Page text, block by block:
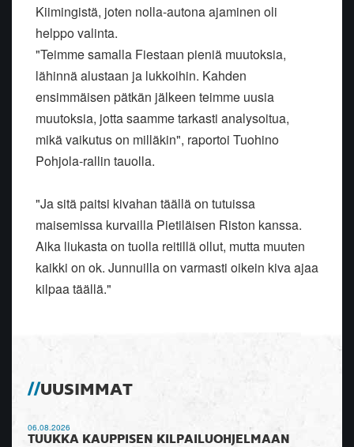
Kiimingistä, joten nolla-autona ajaminen oli
helppo valinta.
"Teimme samalla Fiestaan pieniä muutoksia,
lähinnä alustaan ja lukkoihin. Kahden
ensimmäisen pätkän jälkeen teimme uusia
muutoksia, jotta saamme tarkasti analysoitua,
mikä vaikutus on milläkin", raportoi Tuohino
Pohjola-rallin tauolla.
"Ja sitä paitsi kivahan täällä on tutuissa
maisemissa kurvailla Pietiläisen Riston kanssa.
Aika liukasta on tuolla reitillä ollut, mutta muuten
kaikki on ok. Junnuilla on varmasti oikein kiva ajaa
kilpaa täällä."
UUSIMMAT
06.08.2026
TUUKKA KAUPPISEN KILPAILUOHJELMAAN